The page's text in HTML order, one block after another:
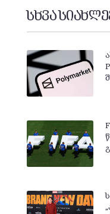
სხვა